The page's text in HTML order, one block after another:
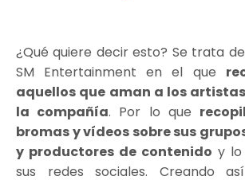
¿Qué quiere decir esto? Se trata
SM Entertainment en el que
aquellos que aman a los
la compañía. Por lo que
bromas y vídeos sobre sus
y productores de contenido y
sus redes sociales. Creando